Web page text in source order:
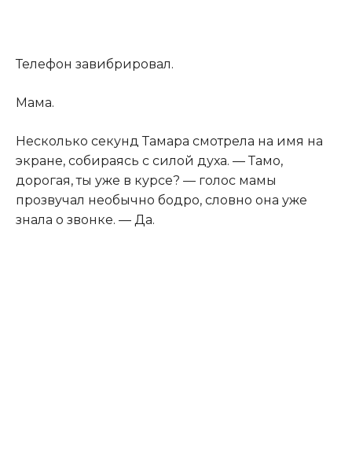
Телефон завибрировал.
Мама.
Несколько секунд Тамара смотрела на имя на
экране, собираясь с силой духа. — Тамо,
дорогая, ты уже в курсе? — голос мамы
прозвучал необычно бодро, словно она уже
знала о звонке. — Да.